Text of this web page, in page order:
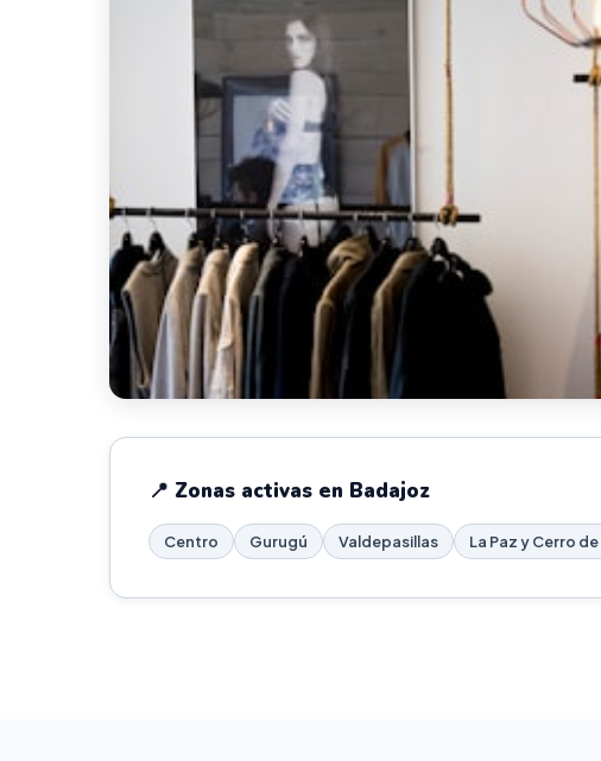
📍 Zonas activas en Badajoz
Centro Gurugú Valdepasillas La Paz y Cerro